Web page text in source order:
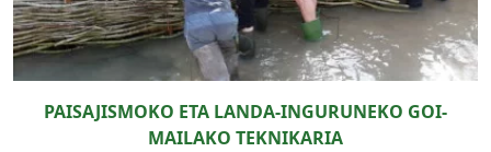
PAISAJISMOKO ETA LANDA-INGURUNEKO GOI-
MAILAKO TEKNIKARIA